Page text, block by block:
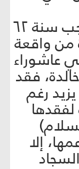
واستشهدت في ١٥ رجب سنة ٦٢
من واقعة
عاشوراء
فقد
رغم
لفقدها
إلا